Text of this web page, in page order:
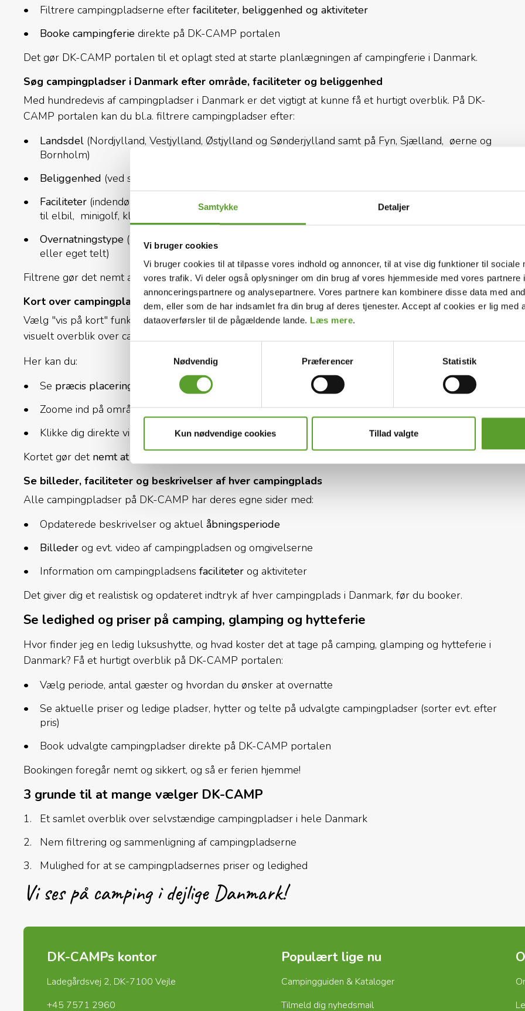
Samtykke Detaljer
Vi bruger cookies
Vi bruger cookies til at tilpasse vores indhold og annoncer, til at vise dig funktioner til sociale
vores trafik. Vi deler også oplysninger om din brug af vores hjemmeside med vores partnere
annonceringspartnere og analysepartnere. Vores partnere kan kombinere disse data med
dem, eller som de har indsamlet fra din brug af deres tjenester. Accept af cookies er lig med
dataoverførsler til de pågældende lande. Læs mere.
Nødvendig
Præferencer Statistik
Kun nødvendige cookies Tillad valgte
Filtrere campingpladserne efter faciliteter, beliggenhed og aktiviteter
Booke campingferie direkte på DK-CAMP portalen
Det gør DK-CAMP portalen til et oplagt sted at starte planlægningen af campingferie i Danmark.
Søg campingpladser i Danmark efter område, faciliteter og beliggenhed
Med hundredevis af campingpladser i Danmark er det vigtigt at kunne få et hurtigt overblik. På DK-
CAMP portalen kan du bl.a. filtrere campingpladser efter:
Landsdel (Nordjylland, Vestjylland, Østjylland og Sønderjylland samt på Fyn, Sjælland, øerne og
Bornholm)
Beliggenhed (ved strand, fiskesø, by mv.)
Faciliteter (indendørs eller udendørs pool, badeland, wellnessfaciliteter, hoppepude, ladestander
til elbil, minigolf, klappedyr, kiosk, restaurant, udlejning af cykler, kano eller kajak m.m.)
Overnatningstype (glampingtelt, safaritelt, hytte eller plads til egen campingvogn, autocamper
eller eget telt)
Filtrene gør det nemt at finde de bedste campingpladser i Danmark til dit behov.
Kort over campingpladser i Danmark
Vælg "vis på kort" funktionen her på hjemmesiden for at se det interaktive Danmarkskort med et
visuelt overblik over ca. 200 DK-CAMP campingpladser i hele landet.
Her kan du:
Se præcis placering
af alle campingpladser
Zoome ind på områder som f.eks. Vestkysten, Søhøjlandet eller Sydfyn
Klikke dig direkte videre til hver campingplads for mere info samt billeder
Kortet gør det nemt at planlægge din rute
Se billeder, faciliteter og beskrivelser af hver campingplads
Alle campingpladser på DK-CAMP har deres egne sider med:
Opdaterede beskrivelser og aktuel åbningsperiode
Billeder og evt. video af campingpladsen og omgivelserne
Information om campingpladsens faciliteter og aktiviteter
Det giver dig et realistisk og opdateret indtryk af hver campingplads i Danmark, før du booker.
Se ledighed og priser på camping, glamping og hytteferie
Hvor finder jeg en ledig luksushytte, og hvad koster det at tage på camping, glamping og hytteferie i
Danmark? Få et hurtigt overblik på DK-CAMP portalen:
Vælg periode, antal gæster og hvordan du ønsker at overnatte
Se aktuelle priser og ledige pladser, hytter og telte på udvalgte campingpladser (sorter evt. efter
pris)
Book udvalgte campingpladser direkte på DK-CAMP portalen
Bookingen foregår nemt og sikkert, og så er ferien hjemme!
3 grunde til at mange vælger DK-CAMP
Et samlet overblik over selvstændige campingpladser i hele Danmark
Nem filtrering og sammenligning af campingpladserne
Mulighed for at se campingpladsernes priser og ledighed
Vi ses på camping i dejlige Danmark!
DK-CAMPs kontor
Ladegårdsvej 2, DK-7100 Vejle
+45 7571 2960
Populært lige nu
Campingguiden & Kataloger
Tilmeld dig nyhedsmail